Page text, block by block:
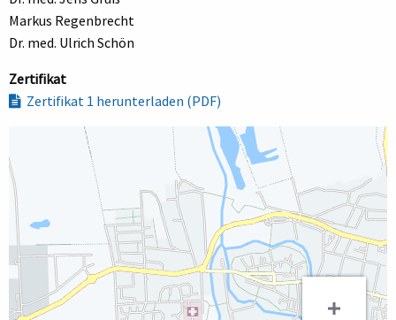
Markus Regenbrecht
Dr. med. Ulrich Schön
Zertifikat
Zertifikat 1 herunterladen (PDF)